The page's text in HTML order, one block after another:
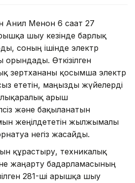
Менон 6 сағат 27
шығу кезінде барлық
соның ішінде электр
Өткізілген
зертхананы қосымша электр
ететін, маңызды жүйелерді
ғарыш
және бақыланатын
жеңілдететін жылжымалы
негіз жасайды.
құрастыру, техникалық
жаңарту бағдарламасының
281-ші ғарышқа шығу